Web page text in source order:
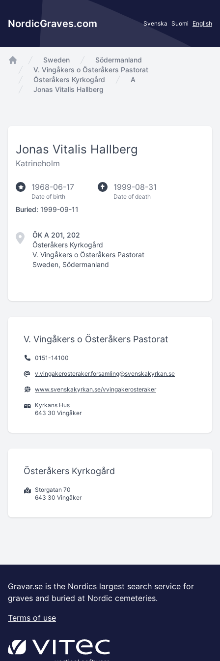
NordicGraves.com Svenska Suomi English
app.Start
Sweden
Södermanland
V. Vingåkers o Österåkers Pastorat
Österåkers Kyrkogård
A
Jonas Vitalis Hallberg
Jonas Vitalis Hallberg
Katrineholm
1968-06-17
Date of birth
1999-08-31
Date of death
Buried: 1999-09-11
ÖK A 201, 202
Österåkers Kyrkogård
V. Vingåkers o Österåkers Pastorat
Sweden, Södermanland
V. Vingåkers o Österåkers Pastorat
0151-14100
v.vingakerosteraker.forsamling@svenskakyrkan.se
www.svenskakyrkan.se/vvingakerosteraker
Kyrkans Hus
643 30 Vingåker
Österåkers Kyrkogård
Storgatan 70
643 30 Vingåker
Gravar.se is the Nordics largest search service for
graves and buried at Nordic cemeteries.
Terms of use